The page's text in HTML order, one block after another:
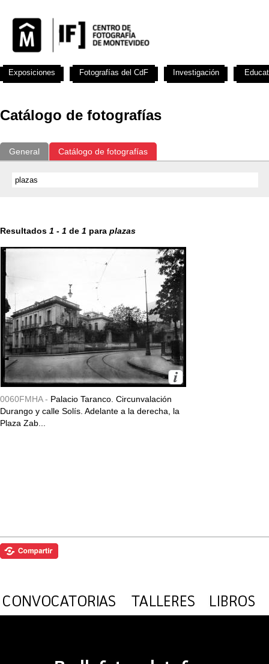
Catálogo de fotografías
General Catálogo de fotografías
Resultados 1 - 1 de 1 para plazas
0060FMHA - Palacio Taranco. Circunvalación
Durango y calle Solís. Adelante a la derecha, la
Plaza Zab...
Exposiciones Fotografías del CdF Investigación